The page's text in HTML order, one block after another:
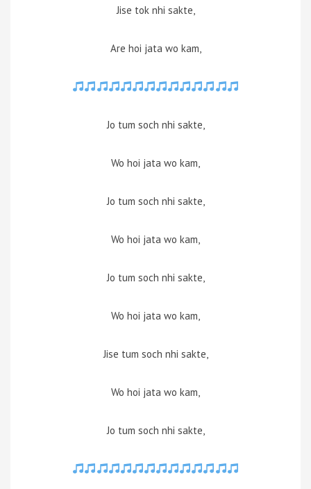
Jise tok nhi sakte,
Are hoi jata wo kam,
Jo tum soch nhi sakte,
Wo hoi jata wo kam,
Jo tum soch nhi sakte,
Wo hoi jata wo kam,
Jo tum soch nhi sakte,
Wo hoi jata wo kam,
Jise tum soch nhi sakte,
Wo hoi jata wo kam,
Jo tum soch nhi sakte,